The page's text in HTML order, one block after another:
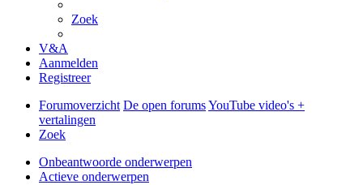
Zoek
V&A
Aanmelden
Registreer
Forumoverzicht De open forumsYouTube video's +
vertalingen
Zoek
Onbeantwoorde onderwerpen
Actieve onderwerpen